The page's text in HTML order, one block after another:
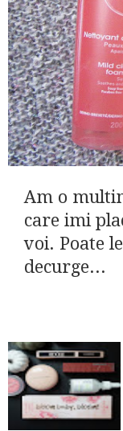
Am o
care imi
voi. Poate
decurge...